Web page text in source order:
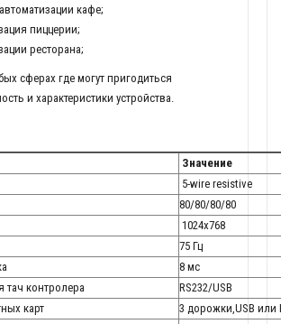
кафе;
пиццерии;
ресторана;
сферах где могут пригодиться
и характеристики устройства.
Значение
5-wire resistive
80/80/80/80
1024х768
75 Гц
8 мс
контролера
RS232/USB
карт
3 дорожки,USB или